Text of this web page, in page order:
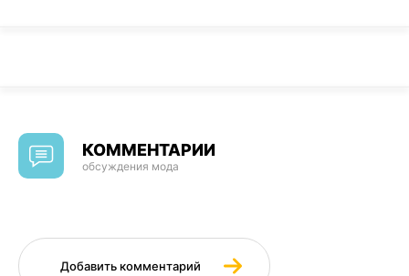
КОММЕНТАРИИ
обсуждения мода
Добавить комментарий